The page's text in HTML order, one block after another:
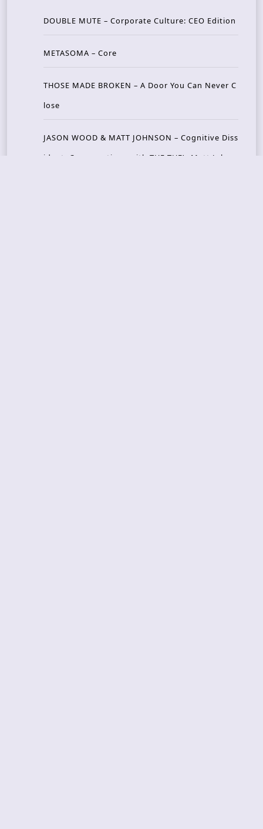
DOUBLE MUTE – Corporate Culture: CEO Edition
METASOMA – Core
THOSE MADE BROKEN – A Door You Can Never C
lose
JASON WOOD & MATT JOHNSON – Cognitive Diss
ident: Conversations with THE THE’s Matt Johns